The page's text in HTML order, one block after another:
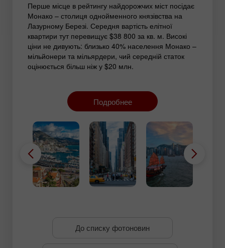
Перше місце в рейтингу найдорожчих міст посідає
Монако – столиця однойменного князівства на
Лазурному Березі. Середня вартість елітної
квартири тут перевищує $38 800 за кв. м. Високі
ціни не дивують: близько 40% населення Монако –
мільйонери та мільярдери, чий середній статок
оцінюється більш ніж у $20 млн.
попит на нерухомість стабільно залишається
високим, попри її астрономічну вартість.
Подробнее
До списку фотоновин